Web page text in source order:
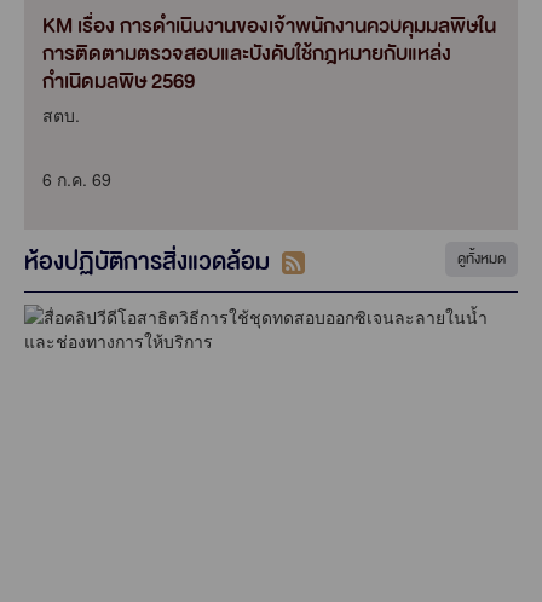
KM เรื่อง การดำเนินงานของเจ้าพนักงานควบคุมมลพิษใน
การติดตามตรวจสอบและบังคับใช้กฎหมายกับแหล่ง
กำเนิดมลพิษ 2569
สตบ.
6 ก.ค. 69
ห้องปฏิบัติการสิ่งแวดล้อม ดูทั้งหมด